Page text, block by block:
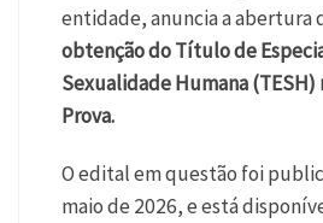
entidade, anuncia a abertura
obtenção do Título de
Sexualidade Humana
Prova.
O edital em questão foi
maio de 2026, e está